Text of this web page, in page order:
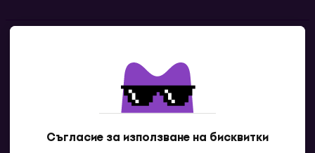
Съгласие за използване на бисквитки
Свържи се с нас